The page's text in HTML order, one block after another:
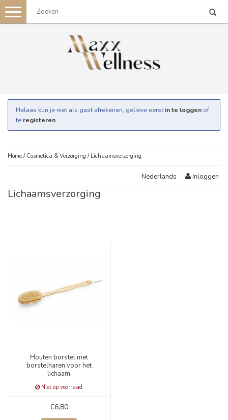
Toggle
navigation
Helaas kun je niet als gast afrekenen, gelieve eerst in te loggen of
te registeren.
Home / Cosmetica & Verzorging / Lichaamsverzorging
Nederlands Inloggen
Lichaamsverzorging
Houten borstel met
borstelharen voor het
lichaam
Niet op voorraad
€6,80